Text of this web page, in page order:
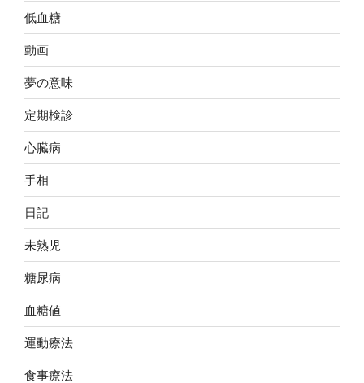
低血糖
動画
夢の意味
定期検診
心臓病
手相
日記
未熟児
糖尿病
血糖値
運動療法
食事療法